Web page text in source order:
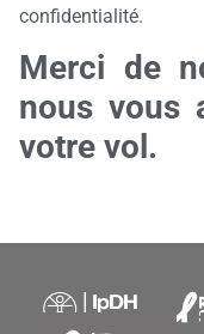
confidentialité.
Merci de
nous vous
votre vol.